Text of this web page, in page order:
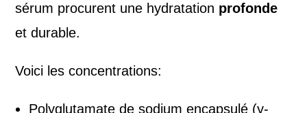
sérum procurent une hydratation profonde
et durable.
Voici les concentrations:
Polyglutamate de sodium encapsulé (y-